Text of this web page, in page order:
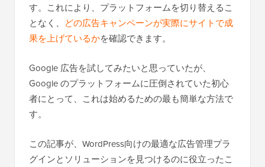
す。これにより、プラットフォームを切り替えるこ
となく、 どの広告キャンペーンが実際にサイトで成
果を上げているかを確認できます。
Google 広告を試してみたいと思っていたが、
Google のプラットフォームに圧倒されていた初心
者にとって、これは始めるための最も簡単な方法で
す。
この記事が、WordPress向けの最適な広告管理プラ
グインとソリューションを見つけるのに役立ったこ